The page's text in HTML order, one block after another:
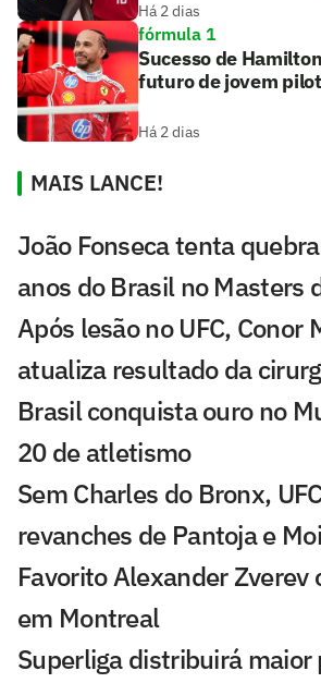
Há 2 dias
fórmula 1
Sucesso de
futuro de jovem
Há 2 dias
MAIS LANCE!
João Fonseca tenta
anos do Brasil no Masters
Após lesão no UFC, Conor
atualiza resultado da
Brasil conquista ouro no
20 de atletismo
Sem Charles do Bronx,
revanches de Pantoja e
Favorito Alexander Zverev
em Montreal
Superliga distribuirá maior